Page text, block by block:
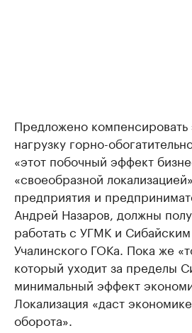
Предложено компенсировать
нагрузку горно-
«этот побочный эффект
«своеобразной
предприятия и
Андрей Назаров, должны
работать с УГМК и
Учалинского ГОКа. Пока же
который уходит за пределы
минимальный эффект
Локализация «даст
оборота».